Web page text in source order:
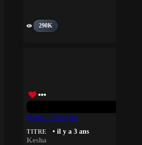
290K
Kesha – Fine Line
TITRE • il y a 3 ans
Kesha